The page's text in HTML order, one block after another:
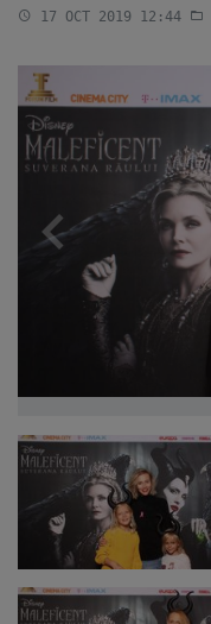
17 OCT 2019 12:44